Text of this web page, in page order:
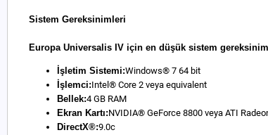
Sistem Gereksinimleri
Europa Universalis IV için en düşük sistem
İşletim Sistemi:Windows® 7 64 bit
İşlemci:Intel® Core 2 veya equivalent
Bellek:4 GB RAM
Ekran Kartı:NVIDIA® GeForce 8800 veya ATI
DirectX®:9.0c